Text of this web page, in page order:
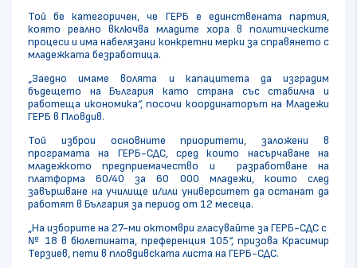
Той бе категоричен, че ГЕРБ е единствената партия,
която реално включва младите хора в политическите
процеси и има набелязани конкретни мерки за справянето с
младежката безработица.
„Заедно имаме волята и капацитета да изградим
бъдещето на България като страна със стабилна и
работеща икономика“, посочи координаторът на Младежи
ГЕРБ в Пловдив.
Той изброи основните приоритети, заложени в
програмата на ГЕРБ-СДС, сред които насърчаване на
младежкото предприемачество и разработване на
платформа 60/40 за 60 000 младежи, които след
завършване на училище и/или университет да останат да
работят в България за период от 12 месеца.
„На изборите на 27-ми октомври гласувайте за ГЕРБ-СДС с
№ 18 в бюлетината, преференция 105“, призова Красимир
Терзиев, пети в пловдивската листа на ГЕРБ-СДС.